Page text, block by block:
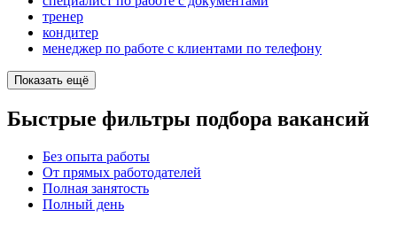
тренер
кондитер
менеджер по работе с клиентами по телефону
Показать ещё
Быстрые фильтры подбора вакансий
Без опыта работы
От прямых работодателей
Полная занятость
Полный день